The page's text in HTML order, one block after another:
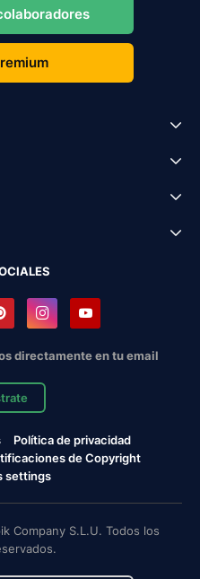
directamente en tu email
Política de privacidad
de Copyright
settings
Company S.L.U. Todos los